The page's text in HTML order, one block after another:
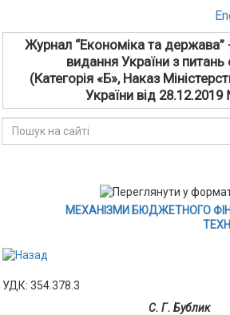
Журнал “Економіка та держава”
видання України з питань
(Категорія «Б», Наказ
України від
МЕХАНІЗМИ БЮДЖЕТНОГО
УДК: 354.378.3
С. Г. Бублик